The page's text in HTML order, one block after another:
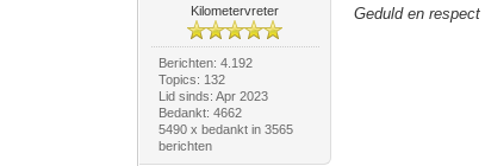
Kilometervreter
Berichten: 4.192
Topics: 132
Lid sinds: Apr 2023
Bedankt: 4662
5490 x bedankt in 3565
berichten
Geduld en